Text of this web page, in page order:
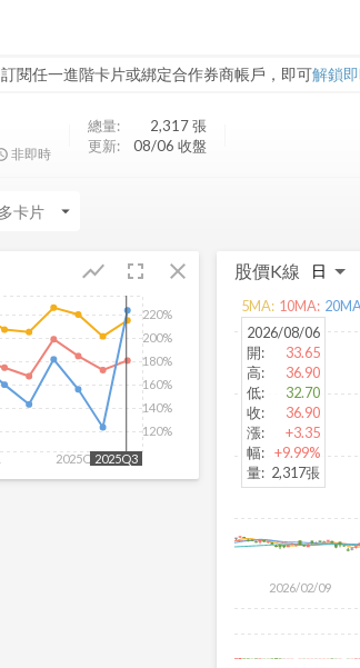
訂閱任一進階卡片或綁定合作券商帳戶，即可解鎖
非即時
總量: 2,317張
更新:
08/06 收盤
arrow_drop_down
fullscreen close
show_chart
2025Q1
120%
140%
160%
180%
200%
220%
2025Q3
股價K線
2026/02/09
2026/08/06
開:
33.65
高:
36.90
低:
32.70
收:
36.90
漲:
+3.35
幅: +9.99%
量: 2,317張
5MA: 10MA: 20